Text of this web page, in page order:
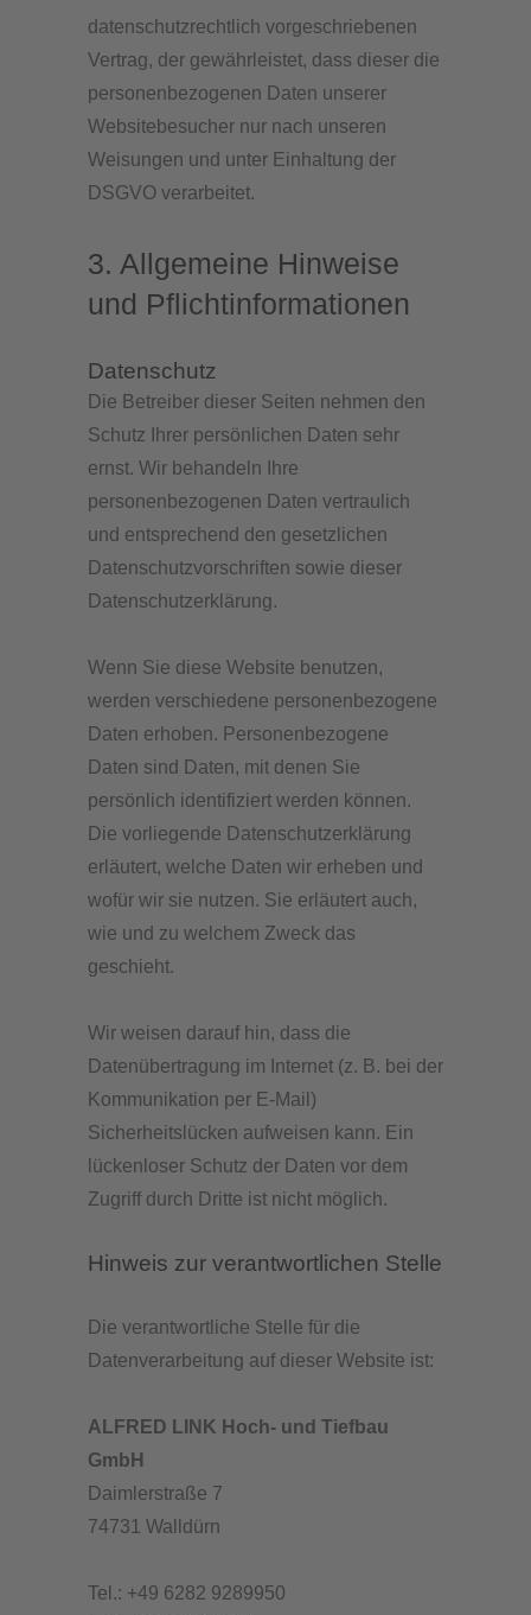
datenschutzrechtlich vorgeschriebenen
Vertrag, der gewährleistet, dass dieser die
personenbezogenen Daten unserer
Websitebesucher nur nach unseren
Weisungen und unter Einhaltung der
DSGVO verarbeitet.
3. Allgemeine Hinweise
und Pflicht­informationen
Datenschutz
Die Betreiber dieser Seiten nehmen den
Schutz Ihrer persönlichen Daten sehr
ernst. Wir behandeln Ihre
personenbezogenen Daten vertraulich
und entsprechend den gesetzlichen
Datenschutzvorschriften sowie dieser
Datenschutzerklärung.
Wenn Sie diese Website benutzen,
werden verschiedene personenbezogene
Daten erhoben. Personenbezogene
Daten sind Daten, mit denen Sie
persönlich identifiziert werden können.
Die vorliegende Datenschutzerklärung
erläutert, welche Daten wir erheben und
wofür wir sie nutzen. Sie erläutert auch,
wie und zu welchem Zweck das
geschieht.
Wir weisen darauf hin, dass die
Datenübertragung im Internet (z. B. bei der
Kommunikation per E-Mail)
Sicherheitslücken aufweisen kann. Ein
lückenloser Schutz der Daten vor dem
Zugriff durch Dritte ist nicht möglich.
Hinweis zur verantwortlichen Stelle
Die verantwortliche Stelle für die
Datenverarbeitung auf dieser Website ist:
ALFRED LINK Hoch- und Tiefbau
GmbH
Daimlerstraße 7
74731 Walldürn
Tel.: +49 6282 9289950